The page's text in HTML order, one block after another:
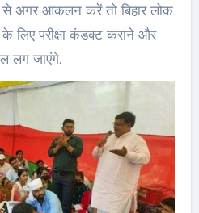
से अगर आकलन करें तो बिहार लोक
लिए परीक्षा कंडक्ट कराने और
लग जाएंगे.